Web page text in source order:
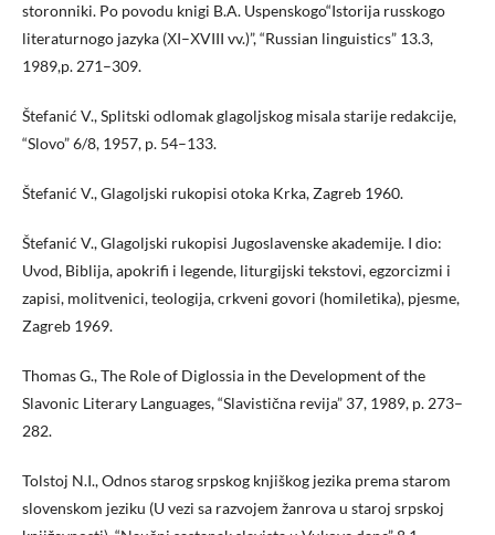
storonniki. Po povodu knigi B.A. Uspenskogo“Istorija russkogo
literaturnogo jazyka (ХI–ХVIII vv.)”, “Russian linguistics” 13.3,
1989,p. 271–309.
Štefanić V., Splitski odlomak glagoljskog misala starije redakcije,
“Slovo” 6/8, 1957, p. 54–133.
Štefanić V., Glagoljski rukopisi otoka Krka, Zagreb 1960.
Štefanić V., Glagoljski rukopisi Jugoslavenske akademije. I dio:
Uvod, Biblija, apokrifi i legende, liturgijski tekstovi, egzorcizmi i
zapisi, molitvenici, teologija, crkveni govori (homiletika), pjesme,
Zagreb 1969.
Thomas G., The Role of Diglossia in the Development of the
Slavonic Literary Languages, “Slavistična revija” 37, 1989, p. 273–
282.
Tolstoj N.I., Odnos starog srpskog knjiškog jezika prema starom
slovenskom jeziku (U vezi sa razvojem žanrova u staroj srpskoj